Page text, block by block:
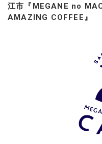
江市『MEGANE no
AMAZING COFFEE』